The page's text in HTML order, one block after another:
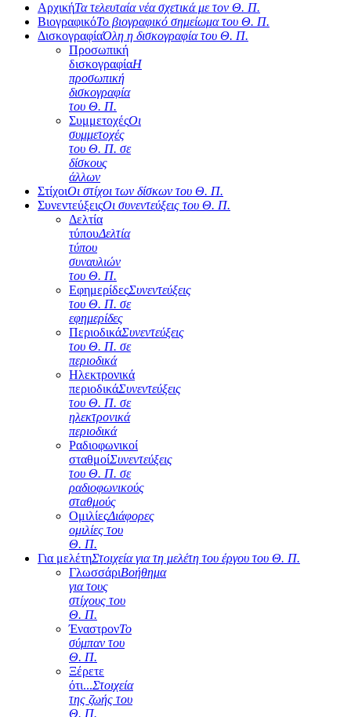
ΑρχικήΤα τελευταία νέα σχετικά με τον Θ. Π.
ΒιογραφικόΤο βιογραφικό σημείωμα του Θ. Π.
ΔισκογραφίαΌλη η δισκογραφία του Θ. Π.
Προσωπική
δισκογραφίαΗ
προσωπική
δισκογραφία
του Θ. Π.
ΣυμμετοχέςΟι
συμμετοχές
του Θ. Π. σε
δίσκους
άλλων
ΣτίχοιΟι στίχοι των δίσκων του Θ. Π.
ΣυνεντεύξειςΟι συνεντεύξεις του Θ. Π.
Δελτία
τύπουΔελτία
τύπου
συναυλιών
του Θ. Π.
ΕφημερίδεςΣυνεντεύξεις
του Θ. Π. σε
εφημερίδες
ΠεριοδικάΣυνεντεύξεις
του Θ. Π. σε
περιοδικά
Ηλεκτρονικά
περιοδικάΣυνεντεύξεις
του Θ. Π. σε
ηλεκτρονικά
περιοδικά
Ραδιοφωνικοί
σταθμοίΣυνεντεύξεις
του Θ. Π. σε
ραδιοφωνικούς
σταθμούς
ΟμιλίεςΔιάφορες
ομιλίες του
Θ. Π.
Για μελέτηΣτοιχεία για τη μελέτη του έργου του Θ. Π.
ΓλωσσάριΒοήθημα
για τους
στίχους του
Θ. Π.
ΈναστρονΤο
σύμπαν του
Θ. Π.
Ξέρετε
ότι...Στοιχεία
της ζωής του
Θ. Π.